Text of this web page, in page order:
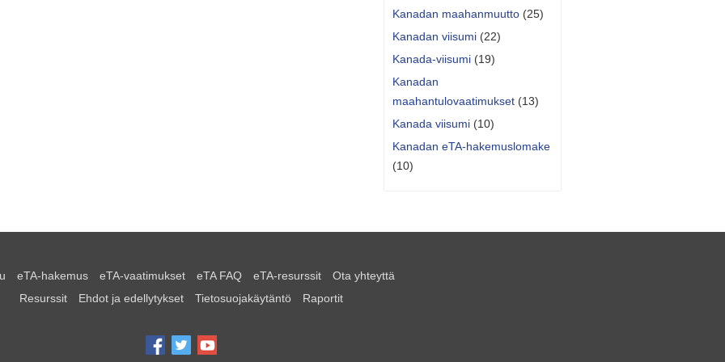
Kanadan maahanmuutto (25)
Kanadan viisumi (22)
Kanada-viisumi (19)
Kanadan
maahantulovaatimukset (13)
Kanada viisumi (10)
Kanadan eTA-hakemuslomake
(10)
eTA-hakemus eTA-vaatimukset eTA FAQ eTA-resurssit
Ota yhteyttä
Resurssit
Ehdot ja edellytykset Tietosuojakäytäntö Raportit